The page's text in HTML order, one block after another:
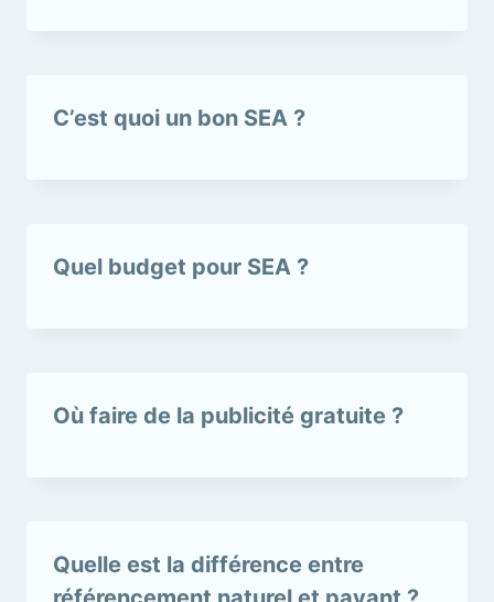
C’est quoi un bon SEA ?
Quel budget pour SEA ?
Où faire de la publicité gratuite ?
Quelle est la différence entre